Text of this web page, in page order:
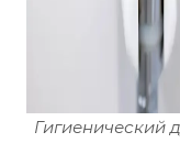
Гигиенический